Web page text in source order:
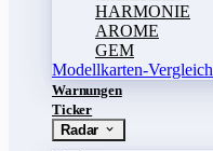
HARMONIE
AROME
GEM
Modellkarten-Vergleich
Warnungen
Ticker
Radar